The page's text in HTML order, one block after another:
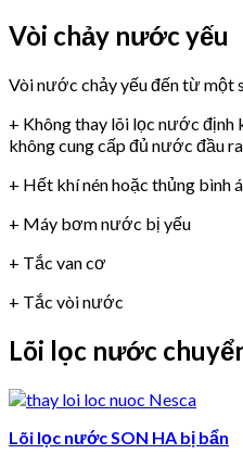
Vòi chảy nước yếu
Vòi nước chảy yếu đến từ một
+ Không thay lõi lọc nước định
không cung cấp đủ nước đầu
+ Hết khí nén hoặc thủng bình
+ Máy bơm nước bị yếu
+ Tắc van cơ
+ Tắc vòi nước
Lõi lọc nước
Lõi lọc nước SON HA bị bẩn